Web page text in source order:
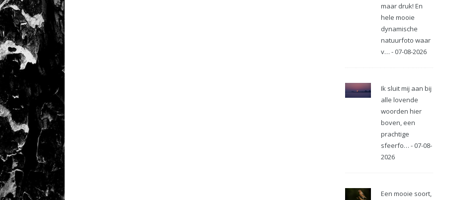
maar druk! En
hele mooie
dynamische
natuurfoto waar
v… - 07-08-2026
Ik sluit mij aan bij
alle lovende
woorden hier
boven, een
prachtige
sfeerfo… - 07-08-
2026
Een mooie soort,